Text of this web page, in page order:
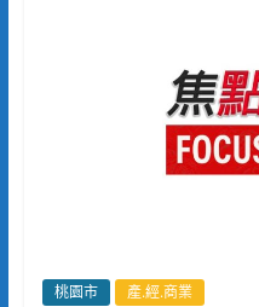
桃園市 產.經.商業